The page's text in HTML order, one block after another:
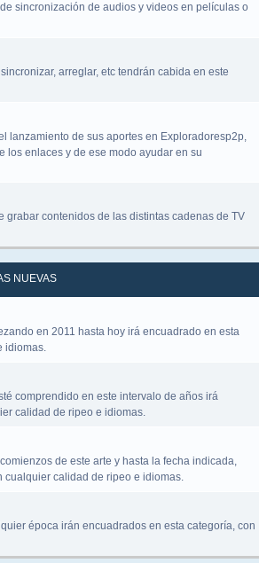
sincronización de audios y videos en películas o
arreglar, etc tendrán cabida en este
lanzamiento de sus aportes en Exploradoresp2p,
los enlaces y de ese modo ayudar en su
contenidos de las distintas cadenas de TV
NUEVAS
en 2011 hasta hoy irá encuadrado en esta
idiomas.
comprendido en este intervalo de años irá
calidad de ripeo e idiomas.
de este arte y hasta la fecha indicada,
cualquier calidad de ripeo e idiomas.
época irán encuadrados en esta categoría, con